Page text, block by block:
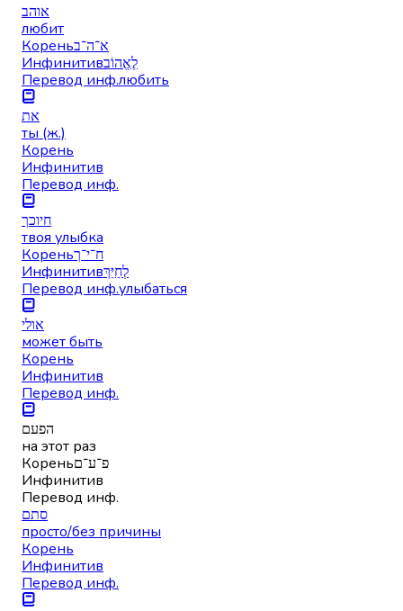
אוהב
любит
Кореньא־ה־ב
Инфинитивלֶאֱהוֹב
Перевод инф.любить
את
ты (ж.)
Корень
Инфинитив
Перевод инф.
חיוכך
твоя улыбка
Кореньח־י־ך
Инфинитивלְחַיֵּךְ
Перевод инф.улыбаться
אולי
может быть
Корень
Инфинитив
Перевод инф.
הפעם
на этот раз
Кореньפ־ע־ם
Инфинитив
Перевод инф.
סתם
просто/без причины
Корень
Инфинитив
Перевод инф.